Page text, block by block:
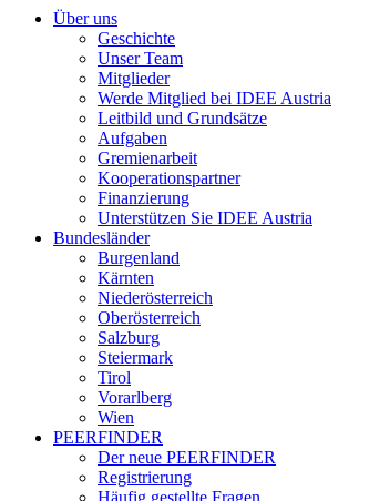
Über uns
Geschichte
Unser Team
Mitglieder
Werde Mitglied bei IDEE Austria
Leitbild und Grundsätze
Aufgaben
Gremienarbeit
Kooperationspartner
Finanzierung
Unterstützen Sie IDEE Austria
Bundesländer
Burgenland
Kärnten
Niederösterreich
Oberösterreich
Salzburg
Steiermark
Tirol
Vorarlberg
Wien
PEERFINDER
Der neue PEERFINDER
Registrierung
Häufig gestellte Fragen